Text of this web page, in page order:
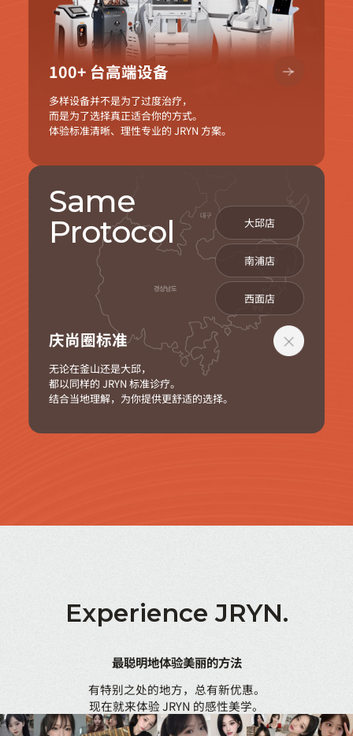
100+ 台高端设备
多样设备并不是为了过度治疗，
而是为了选择真正适合你的方式。
体验标准清晰、理性专业的 JRYN 方案。
Same
Protocol
庆尚圈标准
无论在釜山还是大邱，
都以同样的 JRYN 标准诊疗。
结合当地理解，为你提供更舒适的选择。
大邱店
南浦店
西面店
Experience JRYN.
最聪明地体验美丽的方法
有特别之处的地方，总有新优惠。
现在就来体验 JRYN 的感性美学。